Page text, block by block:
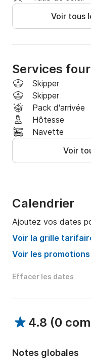
Voir tous
Services
Skipper
Skipper
Pack d'arrivée
Hôtesse
Navette
Voir
Calendrier
Ajoutez vos dates
Voir la grille
Voir les promotions
Effacer les dates
4.8 (0
Notes globales